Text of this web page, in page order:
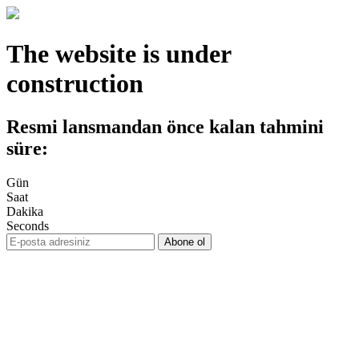
The website is under
construction
Resmi lansmandan önce kalan tahmini
süre:
Gün
Saat
Dakika
Seconds